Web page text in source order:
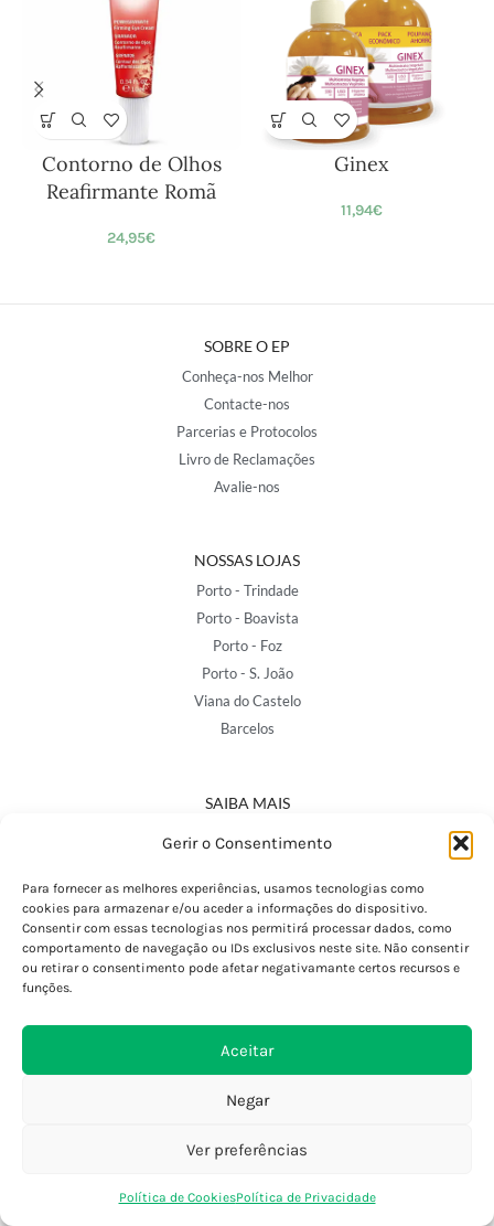
Gerir o Consentimento
Para fornecer as melhores experiências, usamos tecnologias como
cookies para armazenar e/ou aceder a informações do dispositivo.
Consentir com essas tecnologias nos permitirá processar dados, como
comportamento de navegação ou IDs exclusivos neste site. Não consentir
ou retirar o consentimento pode afetar negativamante certos recursos e
funções.
Aceitar
Negar
Ver preferências
Política de CookiesPolítica de Privacidade
Contorno de Olhos
Reafirmante Romã
24,95€
Ginex
11,94€
SOBRE O EP
Conheça-nos Melhor
Contacte-nos
Parcerias e Protocolos
Livro de Reclamações
Avalie-nos
NOSSAS LOJAS
Porto - Trindade
Porto - Boavista
Porto - Foz
Porto - S. João
Viana do Castelo
Barcelos
SAIBA MAIS
Política de Privacidade
Termos e Condições
Perguntas Frequentes
Custos de Envio
Encomendas Internacionais
Devoluções e Trocas